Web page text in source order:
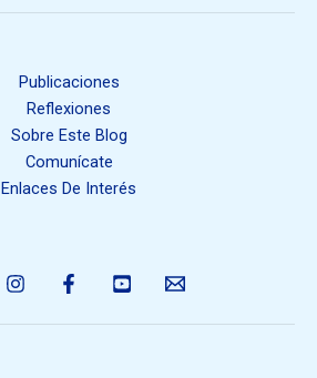
Publicaciones
Reflexiones
Sobre Este Blog
Comunícate
Enlaces De Interés